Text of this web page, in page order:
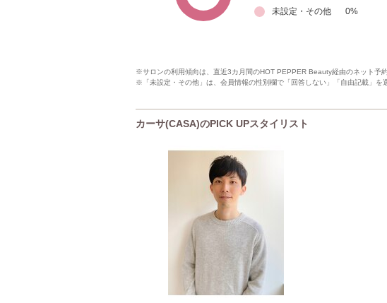
未設定・その他
0%
※サロンの利用傾向は、直近3カ月間のHOT PEPPER Beauty経由のネット予
※「未設定・その他」は、会員情報の性別欄で「回答しない」「自由記載」を
カーサ(CASA)のPICK UPスタイリスト